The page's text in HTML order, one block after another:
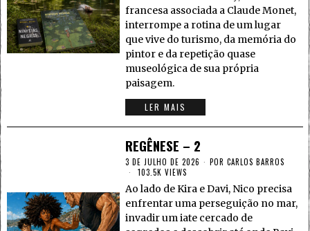
francesa associada a Claude Monet,
interrompe a rotina de um lugar
que vive do turismo, da memória do
pintor e da repetição quase
museológica de sua própria
paisagem.
LER MAIS
REGÊNESE – 2
3 DE JULHO DE 2026 PORCARLOS BARROS
103.5K VIEWS
Ao lado de Kira e Davi, Nico precisa
enfrentar uma perseguição no mar,
invadir um iate cercado de